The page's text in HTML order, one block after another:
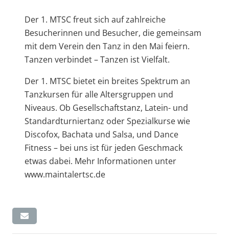
Der 1. MTSC freut sich auf zahlreiche
Besucherinnen und Besucher, die gemeinsam
mit dem Verein den Tanz in den Mai feiern.
Tanzen verbindet – Tanzen ist Vielfalt.
Der 1. MTSC bietet ein breites Spektrum an
Tanzkursen für alle Altersgruppen und
Niveaus. Ob Gesellschaftstanz, Latein- und
Standardturniertanz oder Spezialkurse wie
Discofox, Bachata und Salsa, und Dance
Fitness – bei uns ist für jeden Geschmack
etwas dabei. Mehr Informationen unter
www.maintalertsc.de